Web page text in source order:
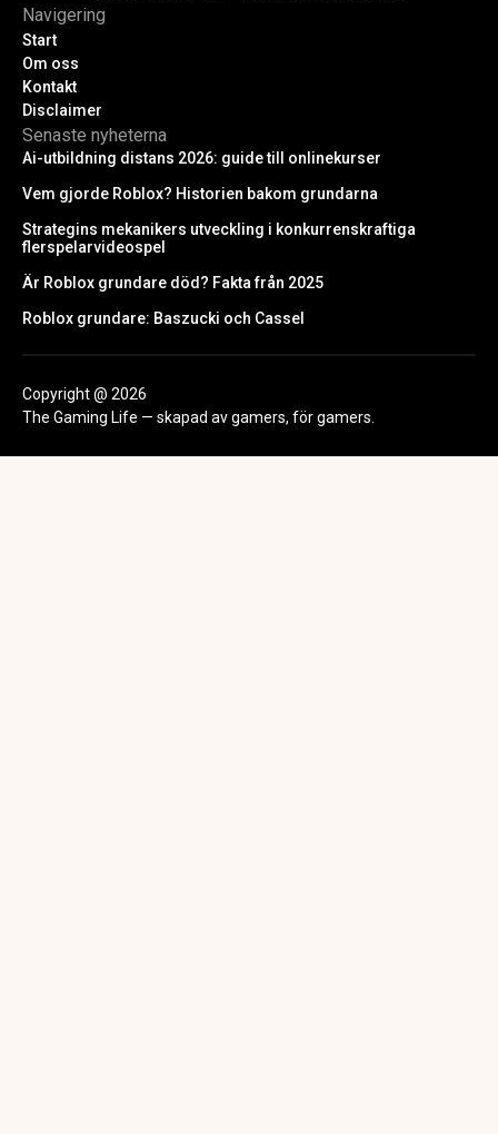
Navigering
Start
Om oss
Kontakt
Disclaimer
Senaste nyheterna
Ai-utbildning distans 2026: guide till onlinekurser
Vem gjorde Roblox? Historien bakom grundarna
Strategins mekanikers utveckling i konkurrenskraftiga
flerspelarvideospel
Är Roblox grundare död? Fakta från 2025
Roblox grundare: Baszucki och Cassel
Copyright @ 2026
The Gaming Life — skapad av gamers, för gamers.